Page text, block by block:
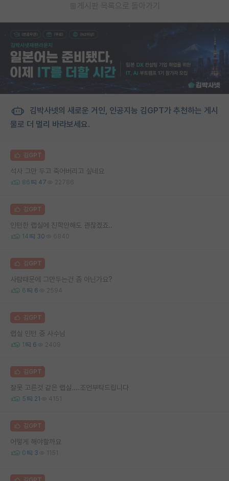
게시판 목록으로 돌아가기
김박사넷의 새로운 거인, 인공지능 김GPT가 추천하는 게시
물로 더 멀리 바라보세요.
김GPT
석사 그만 두고 죽어버리고 싶네요
86 47 22786
김GPT
인턴한 랩실에 진학안해도 괜찮겠죠..
14 30 6840
김GPT
사람때문에 그만두는건 좀 아닌가요?
6 6 2594
김GPT
랩실 인턴 중 사수님
1 6 2409
김GPT
잘못 고른것 같은 랩실....조언부탁드립니다
5 21 4151
김GPT
어떻게 해야할까요
0 3 1151